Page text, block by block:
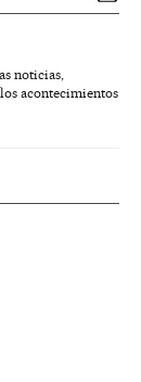
noticias,
acontecimientos